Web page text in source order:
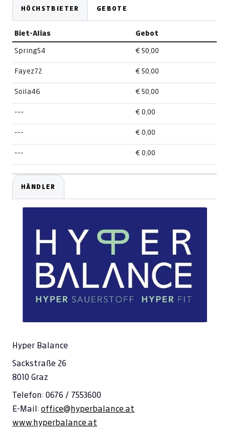
HÖCHSTBIETER GEBOTE
Biet-Alias Gebot
Spring54 € 50,00
Fayez72 € 50,00
Soila46 € 50,00
--- € 0,00
--- € 0,00
--- € 0,00
HÄNDLER
Hyper Balance
Sackstraße 26
8010 Graz
Telefon: 0676 / 7553600
E-Mail: office@hyperbalance.at
www.hyperbalance.at